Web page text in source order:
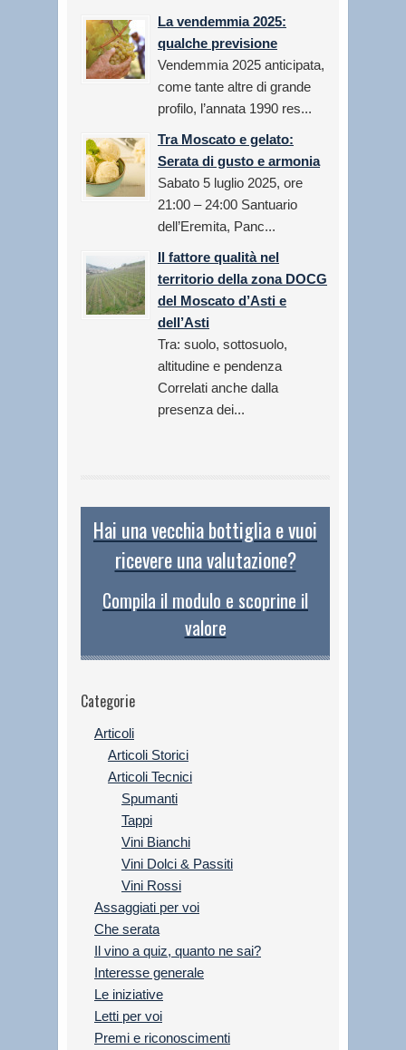
La vendemmia 2025:
qualche previsione
Vendemmia 2025 anticipata,
come tante altre di grande
profilo, l’annata 1990 res...
Tra Moscato e gelato:
Serata di gusto e armonia
Sabato 5 luglio 2025, ore
21:00 – 24:00 Santuario
dell’Eremita, Panc...
Il fattore qualità nel
territorio della zona DOCG
del Moscato d’Asti e
dell’Asti
Tra: suolo, sottosuolo,
altitudine e pendenza
Correlati anche dalla
presenza dei...
Hai una vecchia bottiglia e vuoi
ricevere una valutazione?
Compila il modulo e scoprine il
valore
Categorie
Articoli
Articoli Storici
Articoli Tecnici
Spumanti
Tappi
Vini Bianchi
Vini Dolci & Passiti
Vini Rossi
Assaggiati per voi
Che serata
Il vino a quiz, quanto ne sai?
Interesse generale
Le iniziative
Letti per voi
Premi e riconoscimenti